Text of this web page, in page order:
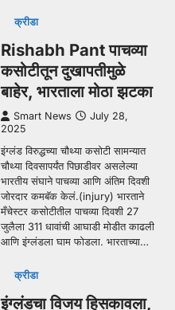
क्रीडा
Rishabh Pant पाचव्या
कसोटीतून दुखापतीमुळे
बाहेर, भारताला मोठा झटका
Smart News
July 28,
2025
इंग्लंड विरुद्धच्या चौथ्या कसोटी सामन्यात
चौथ्या दिवसापर्यंत पिछाडीवर असलेल्या
भारतीय संघाने पाचव्या आणि अंतिम दिवशी
जोरदार कमबॅक केलं.(injury) भारताने
मँचेस्टर कसोटीतील पाचव्या दिवशी 27
जुलैला 311 धावांची आघाडी मोडीत काढली
आणि इंग्लंडला घाम फोडला. भारताच्या…
क्रीडा
इंग्लंडचा विजय हिसकावला,